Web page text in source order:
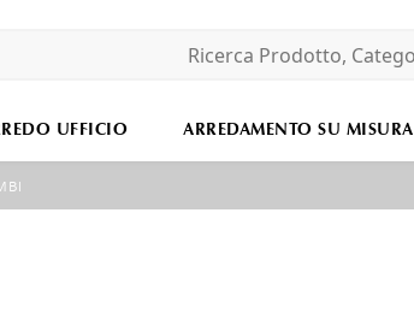
UFFICIO ARREDAMENTO SU MISURA